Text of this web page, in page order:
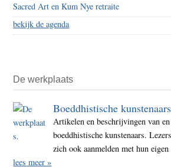
Sacred Art en Kum Nye retraite
bekijk de agenda
De werkplaats
Boeddhistische kunstenaars
Artikelen en beschrijvingen van
boeddhistische kunstenaars.
zich ook aanmelden met hun
lees meer »